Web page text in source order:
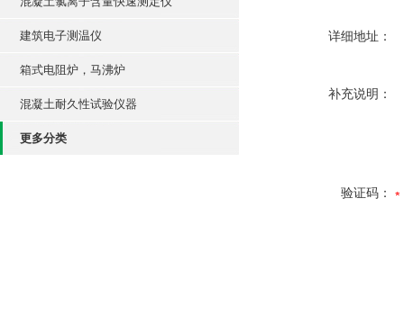
建筑电子测温仪
箱式电阻炉，马沸炉
混凝土耐久性试验仪器
更多分类
详细地址：
补充说明：
验证码：